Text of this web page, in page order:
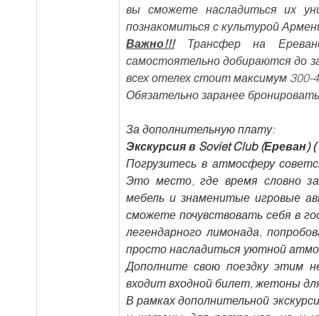
вы сможете насладиться их
познакомиться с культурой
Важно!!! Трансфер на
самостоятельно добираются до
всех отелех стоит максимум 300-
Обязательно заранее
За дополнительную плату:
Экскурсия в Soviet Club (Ереван)
Погрузитесь в атмосферу
Это место, где время словно
мебель и знаменитые игровые
сможете почувствовать себя в
легендарного лимонада,
просто насладиться уютной
Дополните свою поездку этим
входит входной билет, жетоны
В рамках дополнительной